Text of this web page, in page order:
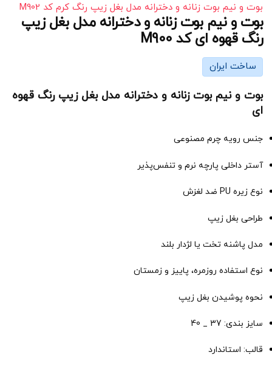
بوت و نیم بوت زنانه و دخترانه مدل بغل زیپ رنگ کرم کد M902
بوت و نیم بوت زنانه و دخترانه مدل بغل زیپ
رنگ قهوه ای کد M900
ساخت ایران
بوت و نیم بوت زنانه و دخترانه مدل بغل زیپ رنگ قهوه
ای
جنس رویه چرم مصنوعی
آستر داخلی پارچه نرم و تنفس‌پذیر
نوع زیره PU ضد لغزش
طراحی بغل زیپ
مدل پاشنه تخت یا لژدار بلند
نوع استفاده روزمره، پاییز و زمستان
نحوه پوشیدن بغل زیپ
سایز بندی: 37 _ 40
قالب: استاندارد